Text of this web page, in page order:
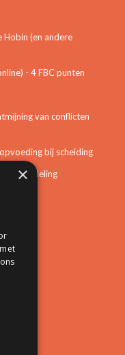
(en andere
- 4 FBC punten
van conflicten
bij scheiding
bemiddeling
×